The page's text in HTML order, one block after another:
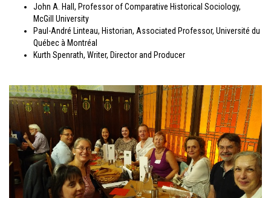
John A. Hall, Professor of Comparative Historical Sociology,
McGill University
Paul-André Linteau, Historian, Associated Professor, Université du
Québec à Montréal
Kurth Spenrath, Writer, Director and Producer